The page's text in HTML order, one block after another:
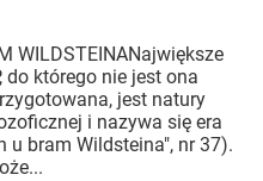
WILDSTEINANajwiększe
do którego nie jest ona
jest natury
i nazywa się era
u bram Wildsteina", nr 37).